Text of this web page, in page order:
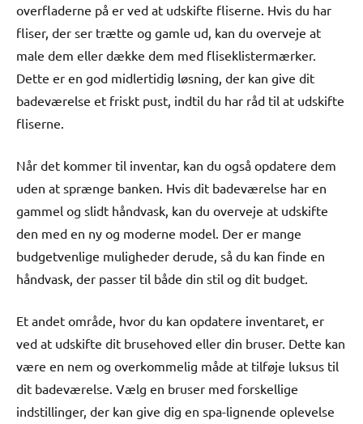
overfladerne på er ved at udskifte fliserne. Hvis du har
fliser, der ser trætte og gamle ud, kan du overveje at
male dem eller dække dem med fliseklistermærker.
Dette er en god midlertidig løsning, der kan give dit
badeværelse et friskt pust, indtil du har råd til at udskifte
fliserne.
Når det kommer til inventar, kan du også opdatere dem
uden at sprænge banken. Hvis dit badeværelse har en
gammel og slidt håndvask, kan du overveje at udskifte
den med en ny og moderne model. Der er mange
budgetvenlige muligheder derude, så du kan finde en
håndvask, der passer til både din stil og dit budget.
Et andet område, hvor du kan opdatere inventaret, er
ved at udskifte dit brusehoved eller din bruser. Dette kan
være en nem og overkommelig måde at tilføje luksus til
dit badeværelse. Vælg en bruser med forskellige
indstillinger, der kan give dig en spa-lignende oplevelse